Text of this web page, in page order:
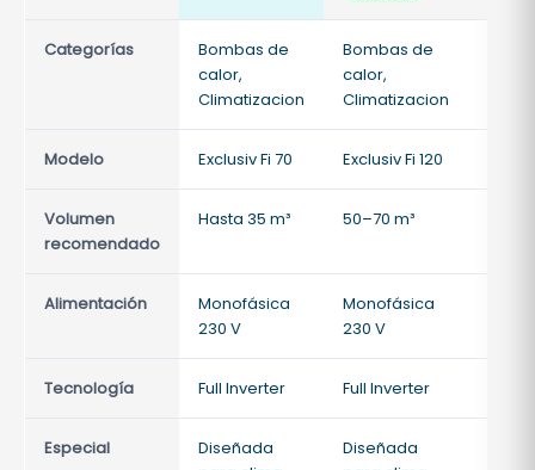
Categorías
Bombas de
calor,
Climatizacion
Bombas de
calor,
Climatizacion
Modelo Exclusiv Fi 70 Exclusiv Fi 120
Volumen
recomendado
Hasta 35 m³ 50–70 m³
Alimentación
Monofásica
230 V
Monofásica
230 V
Tecnología Full Inverter Full Inverter
Especial
Diseñada
Diseñada